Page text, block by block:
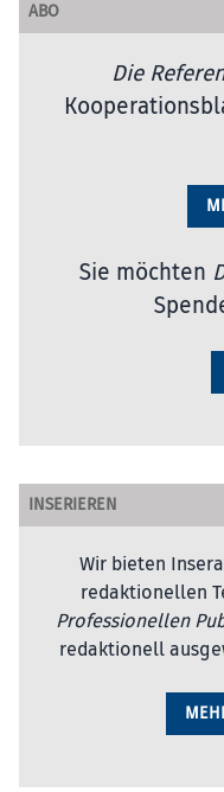
ABO
Die
Sie möchten
INSERIEREN
Wir bieten
redaktionellen
Professionellen
redaktionell